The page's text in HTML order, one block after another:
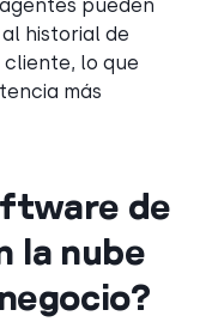
pueden
historial de
lo que
más
de
la nube